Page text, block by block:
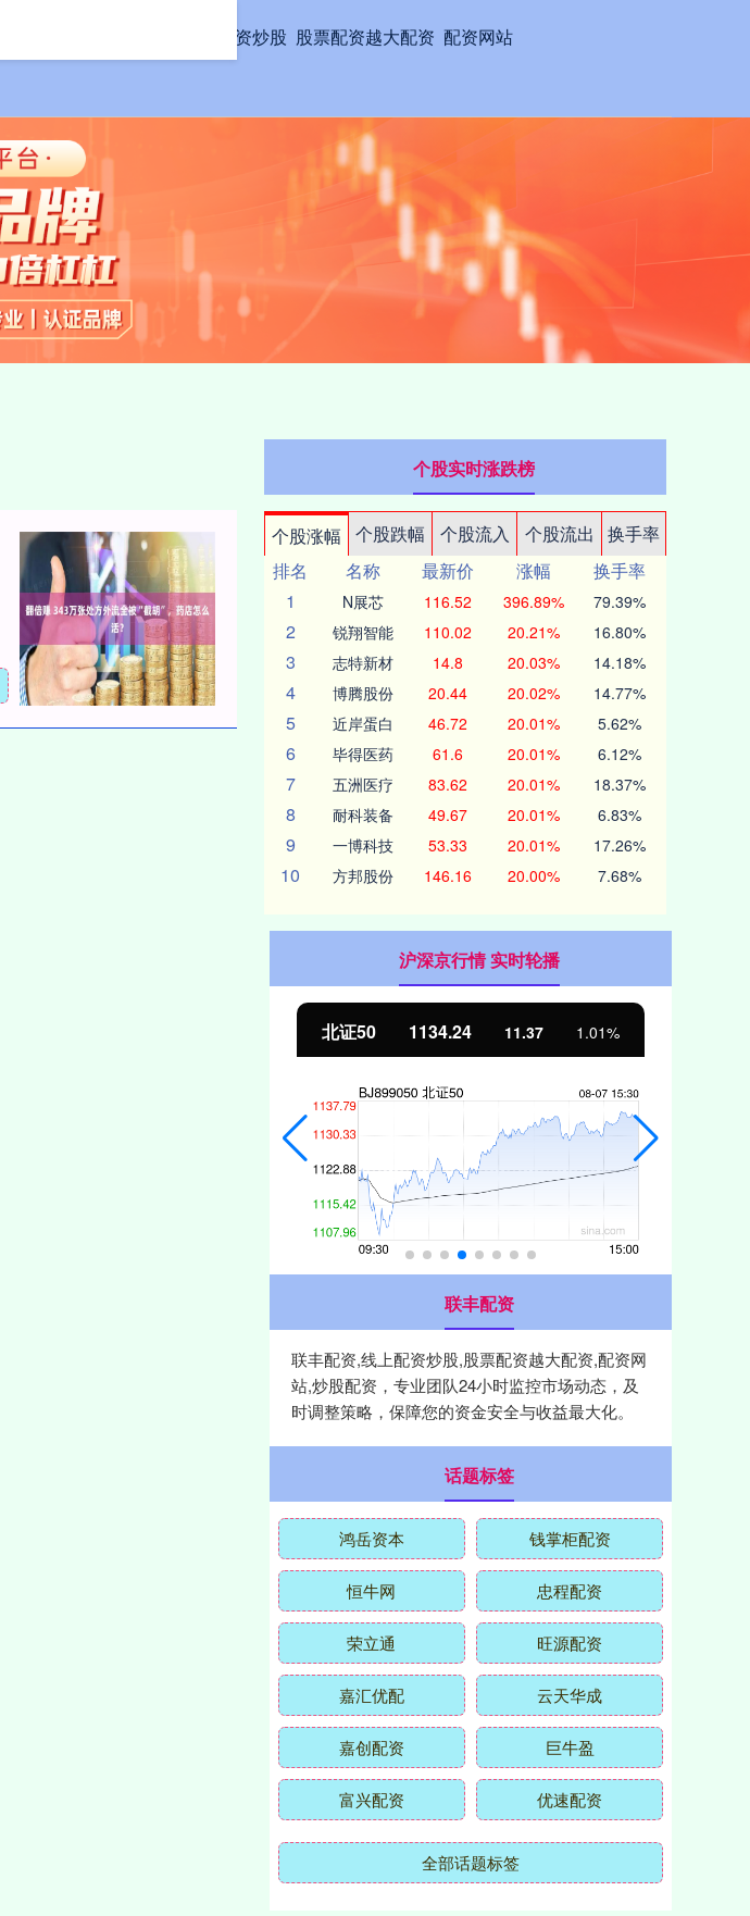
线上配资炒股 股票配资越大配资 配资网站
个股实时涨跌榜
个股涨幅 个股跌幅 个股流入 个股流出
换手率
排名
名称 最新价 涨幅
换手率
1
N展芯 116.52 396.89% 79.39%
2 锐翔智能 110.02 20.21% 16.80%
3 志特新材 14.8 20.03% 14.18%
4 博腾股份 20.44 20.02% 14.77%
5 近岸蛋白 46.72 20.01% 5.62%
6 毕得医药 61.6 20.01% 6.12%
7 五洲医疗 83.62 20.01% 18.37%
8 耐科装备 49.67 20.01% 6.83%
9 一博科技 53.33 20.01% 17.26%
10 方邦股份 146.16 20.00% 7.68%
沪深京行情 实时轮播
北证50 1134.24 11.37 1.01%
联丰配资
联丰配资,线上配资炒股,股票配资越大配资,配资网
站,炒股配资，专业团队24小时监控市场动态，及
时调整策略，保障您的资金安全与收益最大化。
话题标签
鸿岳资本 钱掌柜配资
恒牛网 忠程配资
荣立通 旺源配资
嘉汇优配 云天华成
嘉创配资 巨牛盈
富兴配资 优速配资
全部话题标签